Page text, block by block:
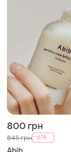
800 грн
845 грн -6%